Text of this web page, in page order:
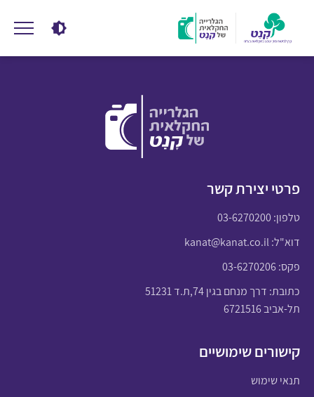
פרטי יצירת קשר
טלפון:03-6270200
דוא"ל:kanat@kanat.co.il
פקס: 03-6270206
כתובת: דרך מנחם בגין 74,ת.ד 51231
תל-אביב 6721516
קישורים שימושיים
תנאי שימוש